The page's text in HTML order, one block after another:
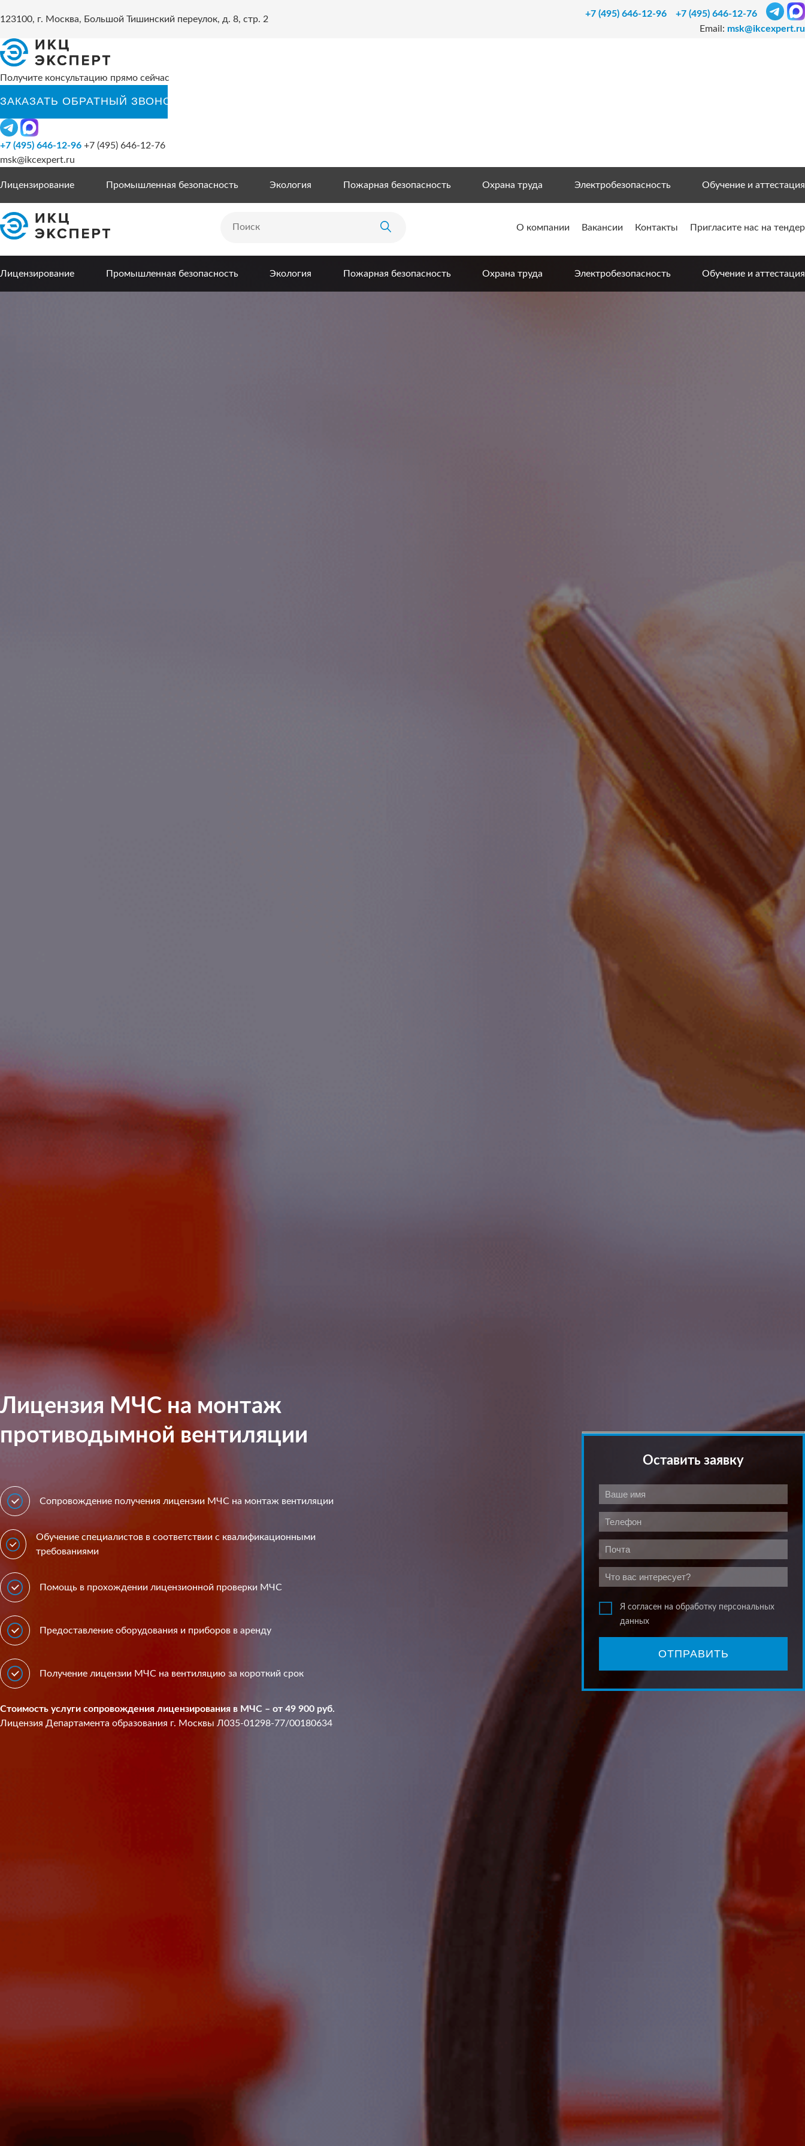
123100, г. Москва, Большой Тишинский переулок, д. 8, стр. 2
+7 (495) 646-12-96
+7 (495) 646-12-76
Email: msk@ikcexpert.ru
Получите консультацию прямо сейчас
+7 (495) 646-12-96 +7 (495) 646-12-76
msk@ikcexpert.ru
Лицензирование Промышленная безопасность Экология Пожарная безопасность Охрана труда Электробезопасность Обучение и аттестация
О компании Вакансии Контакты Пригласите нас на тендер
Лицензирование Промышленная безопасность Экология Пожарная безопасность Охрана труда Электробезопасность Обучение и аттестация
Лицензия МЧС на монтаж
противодымной вентиляции
Сопровождение получения лицензии МЧС на монтаж вентиляции
Обучение специалистов в соответствии с квалификационными
требованиями
Помощь в прохождении лицензионной проверки МЧС
Предоставление оборудования и приборов в аренду
Получение лицензии МЧС на вентиляцию за короткий срок
Стоимость услуги сопровождения лицензирования в МЧС – от 49 900 руб.
Лицензия Департамента образования г. Москвы Л035-01298-77/00180634
Оставить заявку
Я согласен на обработку персональных
данных